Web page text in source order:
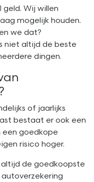
Wij willen
mogelijk houden.
we dat?
niet altijd de beste
dingen.
of jaarlijks
bestaat er ook een
een goedkope
risico hoger.
de goedkoopste